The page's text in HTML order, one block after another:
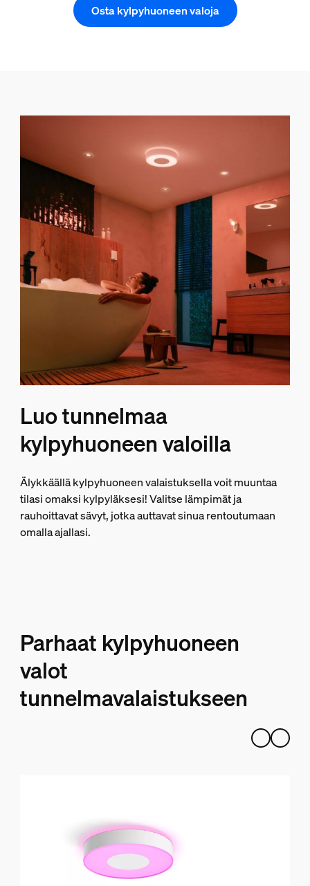
Osta kylpyhuoneen valoja
Luo tunnelmaa
kylpyhuoneen valoilla
Älykkäällä kylpyhuoneen valaistuksella voit muuntaa
tilasi omaksi kylpyläksesi! Valitse lämpimät ja
rauhoittavat sävyt, jotka auttavat sinua rentoutumaan
omalla ajallasi.
Parhaat kylpyhuoneen
valot
tunnelmavalaistukseen